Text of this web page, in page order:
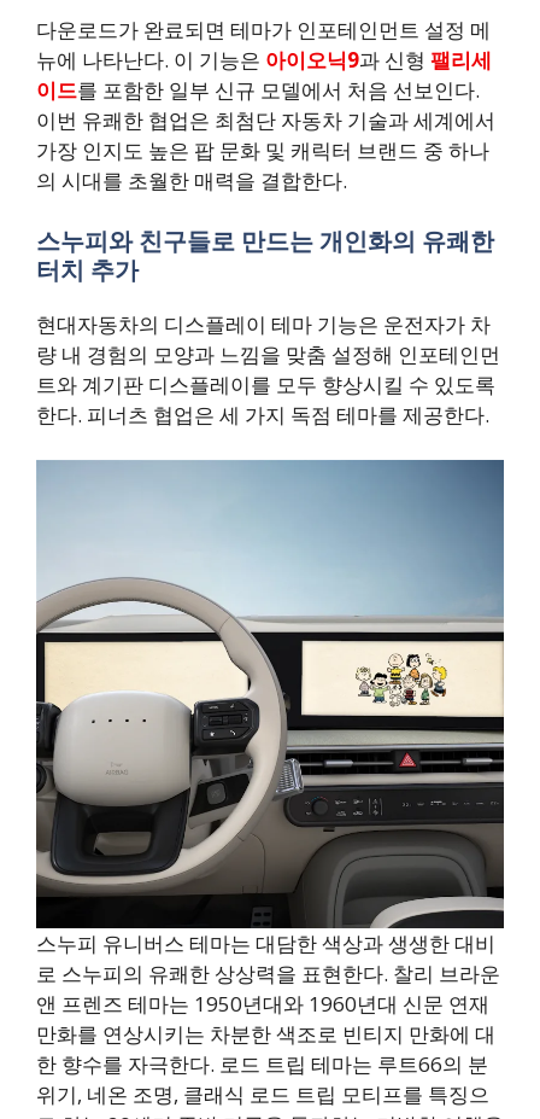
다운로드가 완료되면 테마가 인포테인먼트 설정 메
뉴에 나타난다. 이 기능은 아이오닉9과 신형 팰리세
이드를 포함한 일부 신규 모델에서 처음 선보인다.
이번 유쾌한 협업은 최첨단 자동차 기술과 세계에서
가장 인지도 높은 팝 문화 및 캐릭터 브랜드 중 하나
의 시대를 초월한 매력을 결합한다.
스누피와 친구들로 만드는 개인화의 유쾌한
터치 추가
현대자동차의 디스플레이 테마 기능은 운전자가 차
량 내 경험의 모양과 느낌을 맞춤 설정해 인포테인먼
트와 계기판 디스플레이를 모두 향상시킬 수 있도록
한다. 피너츠 협업은 세 가지 독점 테마를 제공한다.
스누피 유니버스 테마는 대담한 색상과 생생한 대비
로 스누피의 유쾌한 상상력을 표현한다. 찰리 브라운
앤 프렌즈 테마는 1950년대와 1960년대 신문 연재
만화를 연상시키는 차분한 색조로 빈티지 만화에 대
한 향수를 자극한다. 로드 트립 테마는 루트66의 분
위기, 네온 조명, 클래식 로드 트립 모티프를 특징으